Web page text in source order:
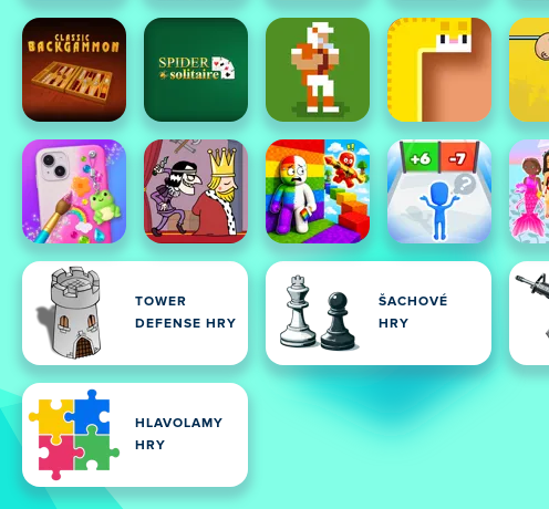
TOWER
DEFENSE HRY
ŠACHOVÉ
HRY
HLAVOLAMY
HRY